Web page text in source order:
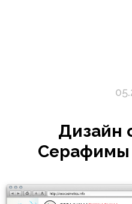
Дизайн
Серафимы